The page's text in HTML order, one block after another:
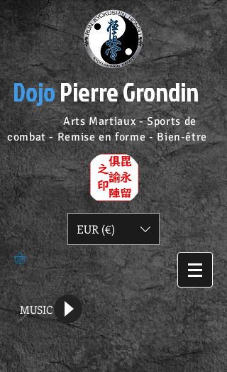
DojoPierre Grondin
Arts Martiaux - Sports de
combat - Remise en forme - Bien-être
EUR (€)
MUSIC